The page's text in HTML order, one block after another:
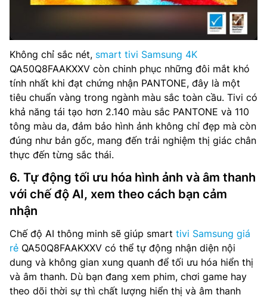
Không chỉ sắc nét, smart tivi Samsung 4K
QA50Q8FAAKXXV còn chinh phục những đôi mắt khó
tính nhất khi đạt chứng nhận PANTONE, đây là một
tiêu chuẩn vàng trong ngành màu sắc toàn cầu. Tivi có
khả năng tái tạo hơn 2.140 màu sắc PANTONE và 110
tông màu da, đảm bảo hình ảnh không chỉ đẹp mà còn
đúng như bản gốc, mang đến trải nghiệm thị giác chân
thực đến từng sắc thái.
6. Tự động tối ưu hóa hình ảnh và âm thanh
với chế độ AI, xem theo cách bạn cảm
nhận
Chế độ AI thông minh sẽ giúp smart tivi Samsung giá
rẻ QA50Q8FAAKXXV có thể tự động nhận diện nội
dung và không gian xung quanh để tối ưu hóa hiển thị
và âm thanh. Dù bạn đang xem phim, chơi game hay
theo dõi thời sự thì chất lượng hiển thị và âm thanh